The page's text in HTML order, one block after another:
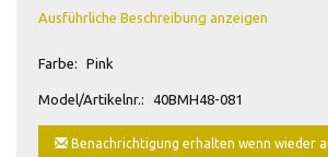
Ausführliche Beschreibung anzeigen
Farbe: Pink
Model/Artikelnr.: 40BMH48-081
Benachrichtigung erhalten wenn wieder